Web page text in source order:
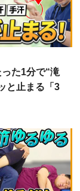
った1分で“滝
と止まる「3